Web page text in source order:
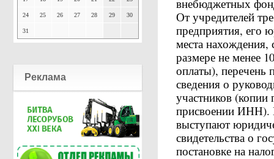
24 25 26 27 28 29 30
31
Реклама
внебюджетных
От учредителей
предприятия, его
места нахождения,
размере не менее
оплаты), перечень
сведения о
участников (копии
присвоении ИНН).
выступают
свидетельства о
постановке на